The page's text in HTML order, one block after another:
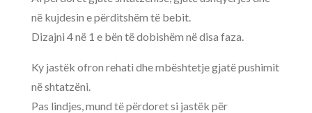
në kujdesin e përditshëm të bebit.
Dizajni 4 në 1 e bën të dobishëm në disa faza.
Ky jastëk ofron rehati dhe mbështetje gjatë pushimit
në shtatzëni.
Pas lindjes, mund të përdoret si jastëk për